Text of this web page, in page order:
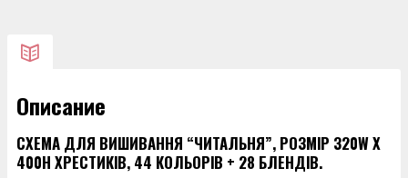
Описание
СХЕМА ДЛЯ ВИШИВАННЯ “ЧИТАЛЬНЯ”, РОЗМІР 320W X
400H ХРЕСТИКІВ, 44 КОЛЬОРІВ + 28 БЛЕНДІВ.